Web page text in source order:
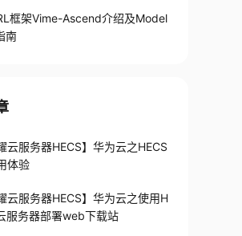
框架Vime-Ascend介绍及Model
南
云服务器HECS】华为云之HECS
体验
云服务器HECS】华为云之使用H
服务器部署web下载站